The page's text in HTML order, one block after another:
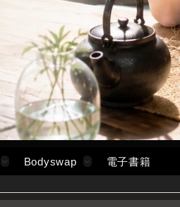
Bodyswap 電子書籍